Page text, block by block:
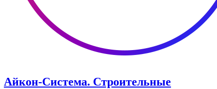
Айкон-Система. Строительные